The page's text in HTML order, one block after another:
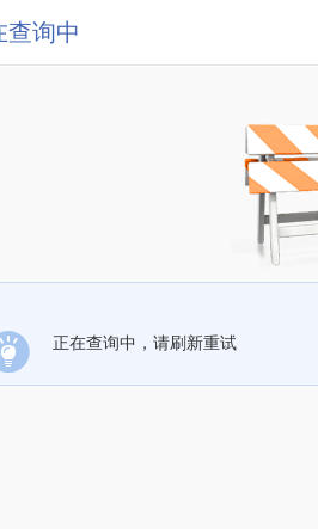
查询中
正在查询中，请刷新重试